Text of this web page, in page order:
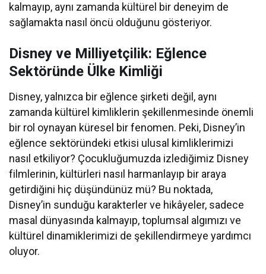
kalmayıp, aynı zamanda kültürel bir deneyim de
sağlamakta nasıl öncü olduğunu gösteriyor.
Disney ve Milliyetçilik: Eğlence
Sektöründe Ülke Kimliği
Disney, yalnızca bir eğlence şirketi değil, aynı
zamanda kültürel kimliklerin şekillenmesinde önemli
bir rol oynayan küresel bir fenomen. Peki, Disney’in
eğlence sektöründeki etkisi ulusal kimliklerimizi
nasıl etkiliyor? Çocukluğumuzda izlediğimiz Disney
filmlerinin, kültürleri nasıl harmanlayıp bir araya
getirdiğini hiç düşündünüz mü? Bu noktada,
Disney’in sunduğu karakterler ve hikâyeler, sadece
masal dünyasında kalmayıp, toplumsal algımızı ve
kültürel dinamiklerimizi de şekillendirmeye yardımcı
oluyor.